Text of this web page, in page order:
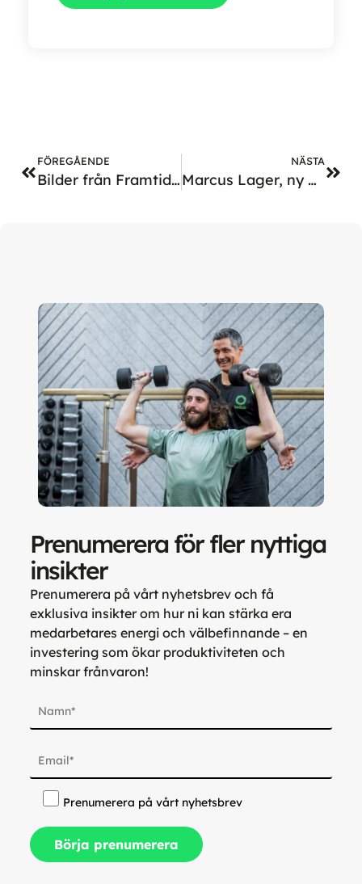
FÖREGÅENDE
Bilder från Framtidens Friskvård & Hälsa, 20 nov
NÄSTA
Marcus Lager, ny partner på Twitch
Prenumerera för fler nyttiga
insikter
Prenumerera på vårt nyhetsbrev och få
exklusiva insikter om hur ni kan stärka era
medarbetares energi och välbefinnande – en
investering som ökar produktiviteten och
minskar frånvaron!
Prenumerera på vårt nyhetsbrev